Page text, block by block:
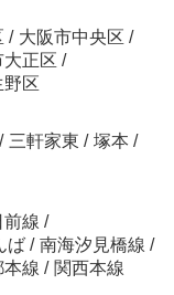
/ 大阪市中央区 /
大正区 /
野区
/ 三軒家東 / 塚本 /
前線 /
ば / 南海汐見橋線 /
本線 / 関西本線